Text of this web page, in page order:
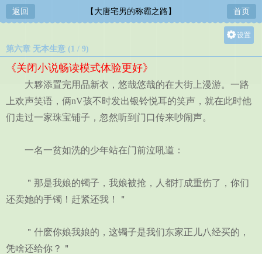
返回 【大唐宅男的称霸之路】 首页
设置
中
小
第六章 无本生意 (1 / 9)
《关闭小说畅读模式体验更好》
大夥添置完用品新衣，悠哉悠哉的在大街上漫游。一路
上欢声笑语，俩nV孩不时发出银铃悦耳的笑声，就在此时他
们走过一家珠宝铺子，忽然听到门口传来吵闹声。
一名一贫如洗的少年站在门前泣吼道：
＂那是我娘的镯子，我娘被抢，人都打成重伤了，你们
还卖她的手镯！赶紧还我！＂
＂什麽你娘我娘的，这镯子是我们东家正儿八经买的，
凭啥还给你？＂